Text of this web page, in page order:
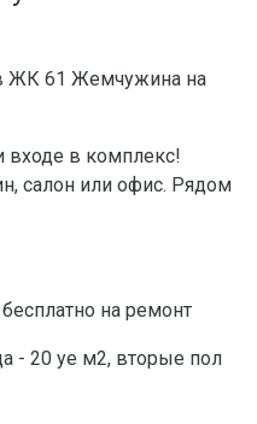
ЖК 61 Жемчужина на
входе в комплекс!
салон или офис. Рядом
на ремонт
- 20 уе м2, вторые пол